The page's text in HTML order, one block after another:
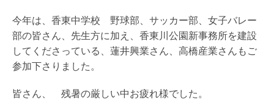
今年は、香東中学校 野球部、サッカー部、女子バレー
部の皆さん、先生方に加え、香東川公園新事務所を建設
してくださっている、蓮井興業さん、高橋産業さんもご
参加下さりました。
皆さん、 残暑の厳しい中お疲れ様でした。